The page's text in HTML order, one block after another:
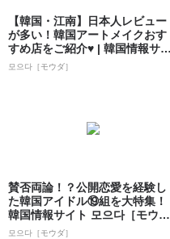
【韓国・江南】日本人レビュー
が多い！韓国アートメイクおす
すめ店をご紹介♥ | 韓国情報サイ
ト 모으...
모으다［モウダ］
賛否両論！？公開恋愛を経験し
た韓国アイドル⑲組を大特集！ |
韓国情報サイト 모으다［モウ
ダ］
모으다［モウダ］